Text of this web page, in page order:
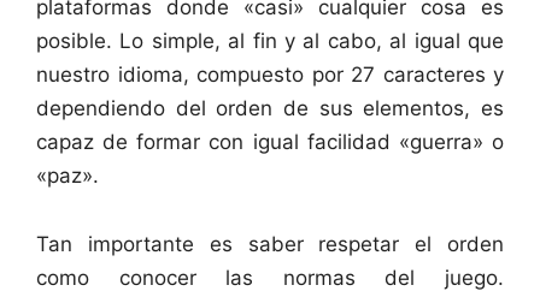
plataformas donde «casi» cualquier cosa es
posible. Lo simple, al fin y al cabo, al igual que
nuestro idioma, compuesto por 27 caracteres y
dependiendo del orden de sus elementos, es
capaz de formar con igual facilidad «guerra» o
«paz».
Tan importante es saber respetar el orden
como conocer las normas del juego.